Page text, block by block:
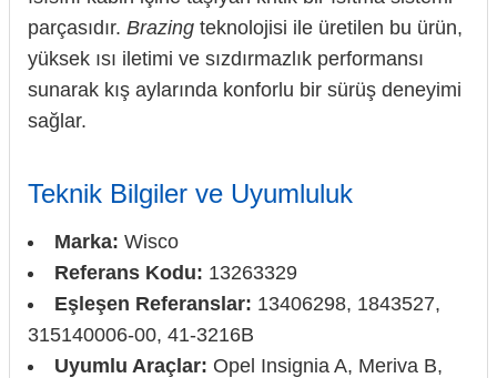
parçasıdır. Brazing teknolojisi ile üretilen bu ürün,
yüksek ısı iletimi ve sızdırmazlık performansı
sunarak kış aylarında konforlu bir sürüş deneyimi
sağlar.
Teknik Bilgiler ve Uyumluluk
Marka: Wisco
Referans Kodu: 13263329
Eşleşen Referanslar: 13406298, 1843527,
315140006-00, 41-3216B
Uyumlu Araçlar: Opel Insignia A, Meriva B,